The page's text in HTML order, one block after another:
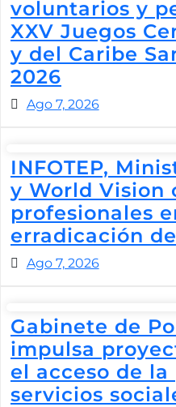
voluntarios y
XXV Juegos
y del Caribe
2026
Ago 7, 2026
INFOTEP,
y World Vision
profesionales
erradicación
Ago 7, 2026
Gabinete de
impulsa
el acceso de
servicios